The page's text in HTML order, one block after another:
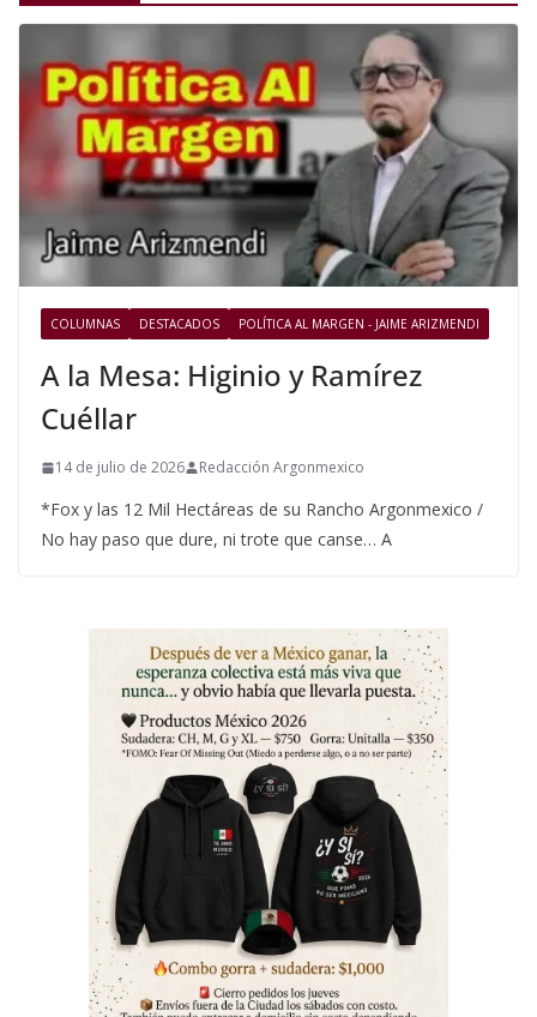
COLUMNAS DESTACADOS POLÍTICA AL MARGEN - JAIME ARIZMENDI
A la Mesa: Higinio y Ramírez
Cuéllar
14 de julio de 2026 Redacción Argonmexico
*Fox y las 12 Mil Hectáreas de su Rancho Argonmexico /
No hay paso que dure, ni trote que canse… A